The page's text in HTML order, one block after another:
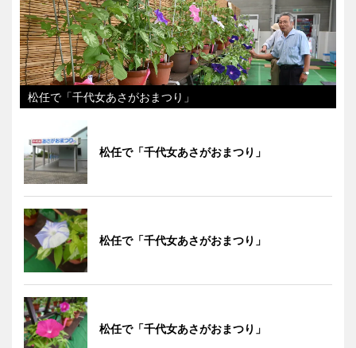
松任で「千代女あさがおまつり」
松任で「千代女あさがおまつり」
松任で「千代女あさがおまつり」
松任で「千代女あさがおまつり」